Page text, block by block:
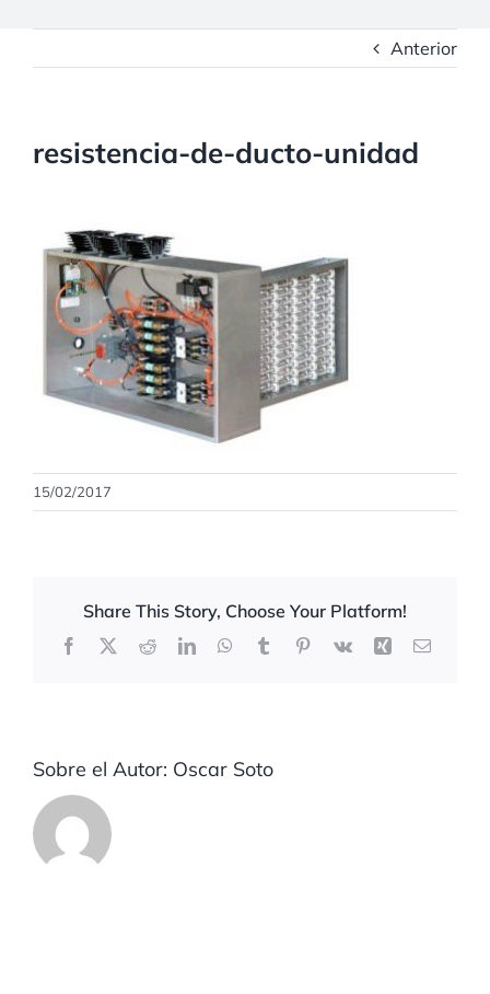
Anterior
resistencia-de-ducto-unidad
15/02/2017
Share This Story, Choose Your Platform!
Facebook
X RedditLinkedInWhatsApp
TumblrPinterest
Vk Xing Correo
Sobre el Autor: Oscar Soto